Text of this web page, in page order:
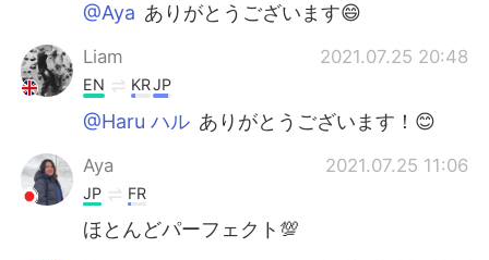
@Aya ありがとうございます😄
Liam 2021.07.25 20:48
EN KRJP
@Haru ハル ありがとうございます！😊
Aya 2021.07.25 11:06
JP FR
ほとんどパーフェクト💯